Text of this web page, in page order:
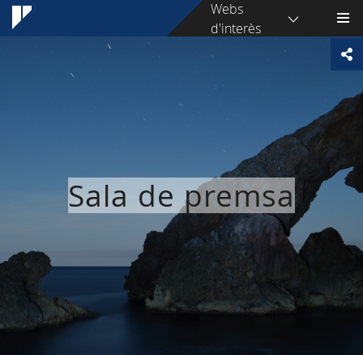
Webs
d'interès
Sala de premsa